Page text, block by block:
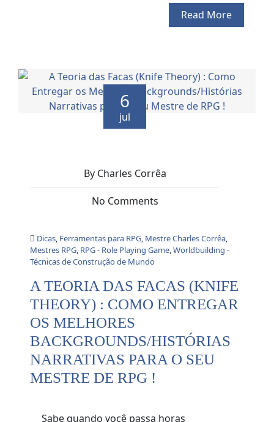
Read More
6
jul
By Charles Corrêa
No Comments
Dicas, Ferramentas para RPG, Mestre Charles Corrêa,
Mestres RPG, RPG - Role Playing Game,Worldbuilding -
Técnicas de Construção de Mundo
A TEORIA DAS FACAS (KNIFE
THEORY) : COMO ENTREGAR
OS MELHORES
BACKGROUNDS/HISTÓRIAS
NARRATIVAS PARA O SEU
MESTRE DE RPG !
Sabe quando você passa horas